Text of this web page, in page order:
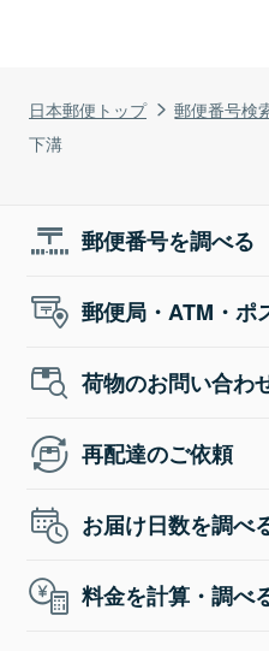
日本郵便トップ 郵便番号検
下溝
郵便番号を調べる
郵便局・ATM・ポ
荷物のお問い合わ
再配達のご依頼
お届け日数を調べ
料金を計算・調べ